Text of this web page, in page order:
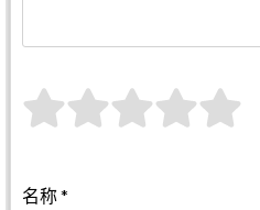
名称*